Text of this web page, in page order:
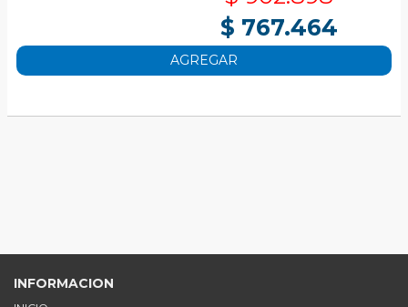
$ 767.464
AGREGAR
INFORMACION